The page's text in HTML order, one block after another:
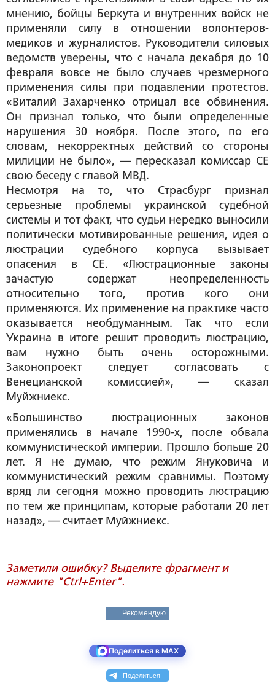
мнению, бойцы Беркута и внутренних войск не
применяли силу в отношении волонтеров-
медиков и журналистов. Руководители силовых
ведомств уверены, что с начала декабря до 10
февраля вовсе не было случаев чрезмерного
применения силы при подавлении протестов.
«Виталий Захарченко отрицал все обвинения.
Он признал только, что были определенные
нарушения 30 ноября. После этого, по его
словам, некорректных действий со стороны
милиции не было», — пересказал комиссар СЕ
свою беседу с главой МВД.
Несмотря на то, что Страсбург признал
серьезные проблемы украинской судебной
системы и тот факт, что судьи нередко выносили
политически мотивированные решения, идея о
люстрации судебного корпуса вызывает
опасения в СЕ. «Люстрационные законы
зачастую содержат неопределенность
относительно того, против кого они
применяются. Их применение на практике часто
оказывается необдуманным. Так что если
Украина в итоге решит проводить люстрацию,
вам нужно быть очень осторожными.
Законопроект следует согласовать с
Венецианской комиссией», — сказал
Муйжниекс.
«Большинство люстрационных законов
применялись в начале 1990-х, после обвала
коммунистической империи. Прошло больше 20
лет. Я не думаю, что режим Януковича и
коммунистический режим сравнимы. Поэтому
вряд ли сегодня можно проводить люстрацию
по тем же принципам, которые работали 20 лет
назад», — считает Муйжниекс.
Заметили ошибку? Выделите фрагмент и
нажмите "Ctrl+Enter".
Рекомендую
Поделиться в MAX
Поделиться